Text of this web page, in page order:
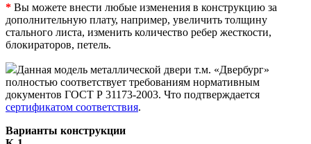
* Вы можете внести любые изменения в конструкцию за
дополнительную плату, например, увеличить толщину
стального листа, изменить количество ребер жесткости,
блокираторов, петель.
Данная модель металлической двери т.м. «Двербург»
полностью соответствует требованиям нормативным
документов ГОСТ Р 31173-2003. Что подтверждается
сертификатом соответствия.
Варианты конструкции